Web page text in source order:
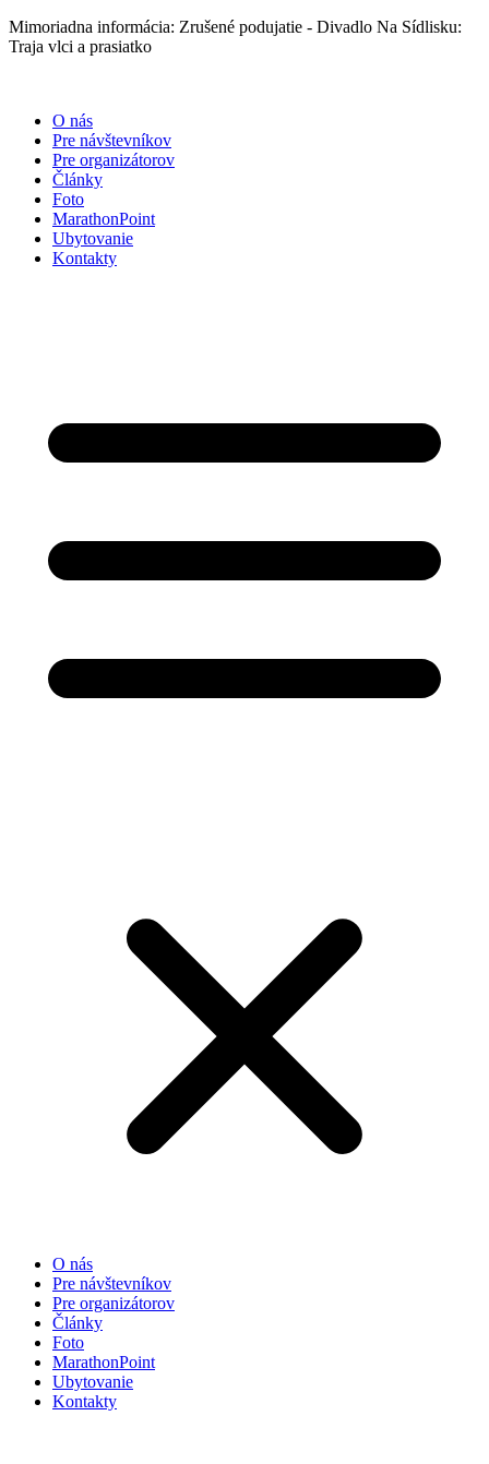
Preskočiť
na
Mimoriadna informácia: Zrušené podujatie - Divadlo Na Sídlisku:
Traja vlci a prasiatko
O nás
Pre návštevníkov
Pre organizátorov
Články
Foto
MarathonPoint
Ubytovanie
Kontakty
O nás
Pre návštevníkov
Pre organizátorov
Články
Foto
MarathonPoint
Ubytovanie
Kontakty